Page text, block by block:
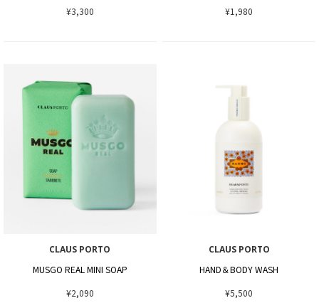
¥3,300
¥1,980
CLAUS PORTO
MUSGO REAL MINI SOAP
¥2,090
CLAUS PORTO
HAND＆BODY WASH
¥5,500